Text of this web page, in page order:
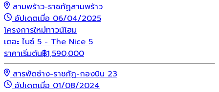
สามพร้าว-ราชภัฏสามพร้าว
อัปเดตเมื่อ 06/04/2025
โครงการใหม่ทาวน์โฮม
เดอะ ไนซ์ 5 - The Nice 5
ราคาเริ่มต้น฿1,590,000
สารพัดช่าง-ราชภัฏ-กองบิน 23
อัปเดตเมื่อ 01/08/2024